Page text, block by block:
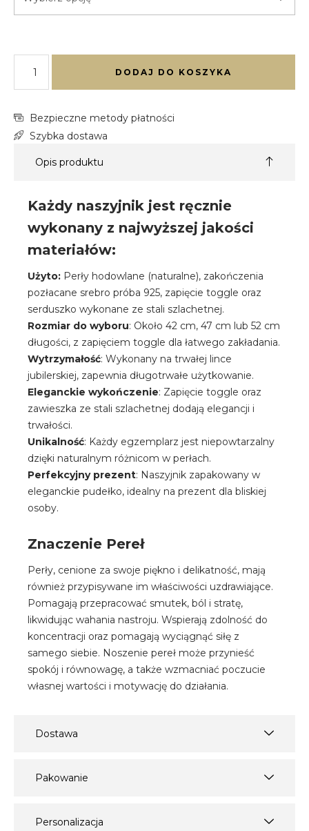
DODAJ DO KOSZYKA
Bezpieczne metody płatności
Szybka dostawa
Opis produktu
Każdy naszyjnik jest ręcznie
wykonany z najwyższej jakości
materiałów:
Użyto: Perły hodowlane (naturalne), zakończenia
pozłacane srebro próba 925, zapięcie toggle oraz
serduszko wykonane ze stali szlachetnej.
Rozmiar do wyboru: Około 42 cm, 47 cm lub 52 cm
długości, z zapięciem toggle dla łatwego zakładania.
Wytrzymałość: Wykonany na trwałej lince
jubilerskiej, zapewnia długotrwałe użytkowanie.
Eleganckie wykończenie: Zapięcie toggle oraz
zawieszka ze stali szlachetnej dodają elegancji i
trwałości.
Unikalność: Każdy egzemplarz jest niepowtarzalny
dzięki naturalnym różnicom w perłach.
Perfekcyjny prezent: Naszyjnik zapakowany w
eleganckie pudełko, idealny na prezent dla bliskiej
osoby.
Znaczenie Pereł
Perły, cenione za swoje piękno i delikatność, mają
również przypisywane im właściwości uzdrawiające.
Pomagają przepracować smutek, ból i stratę,
likwidując wahania nastroju. Wspierają zdolność do
koncentracji oraz pomagają wyciągnąć siłę z
samego siebie. Noszenie pereł może przynieść
spokój i równowagę, a także wzmacniać poczucie
własnej wartości i motywację do działania.
Dostawa
Pakowanie
Personalizacja